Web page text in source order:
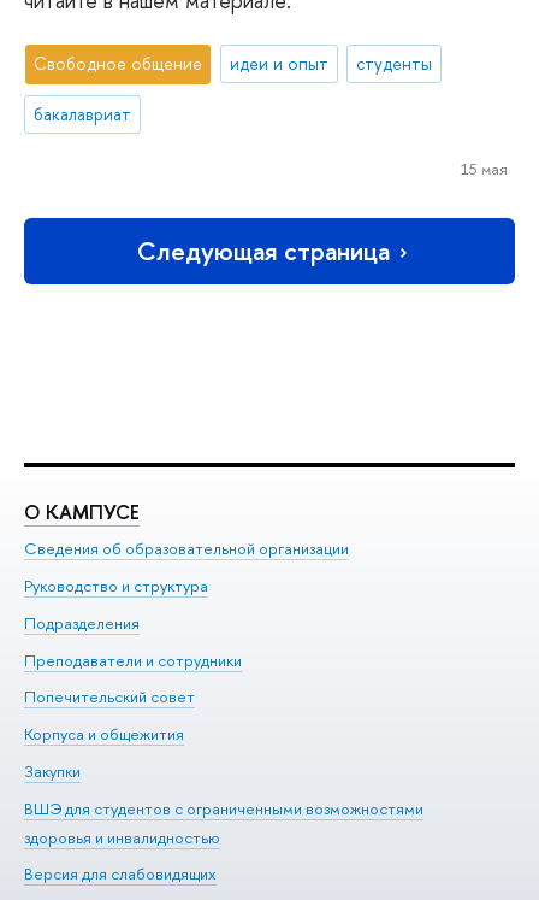
Свободное общение идеи и опыт студенты
бакалавриат
15 мая
Следующая страница
О КАМПУСЕ
Сведения об образовательной организации
Руководство и структура
Подразделения
Преподаватели и сотрудники
Попечительский совет
Корпуса и общежития
Закупки
ВШЭ для студентов с ограниченными возможностями
здоровья и инвалидностью
Версия для слабовидящих